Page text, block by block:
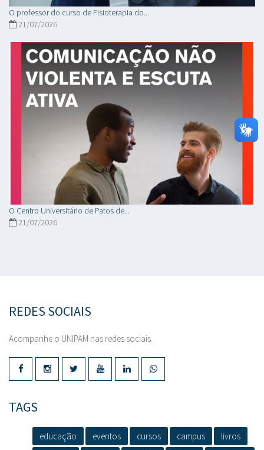
O professor do curso de Fisioterapia do...
21/07/2026
O Centro Universitário de Patos de...
21/07/2026
REDES SOCIAIS
Acompanhe o UNIPAM nas redes sociais.
TAGS
educação eventos cursos campus
livros